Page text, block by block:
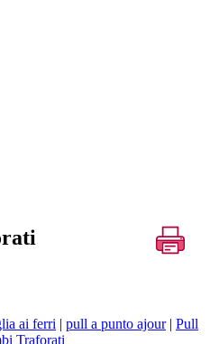
ai ferri pull a punto ajour| Pull
Traforati